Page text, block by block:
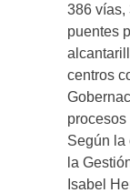
386 vías,
puentes
centros
Según la
la
Isabel